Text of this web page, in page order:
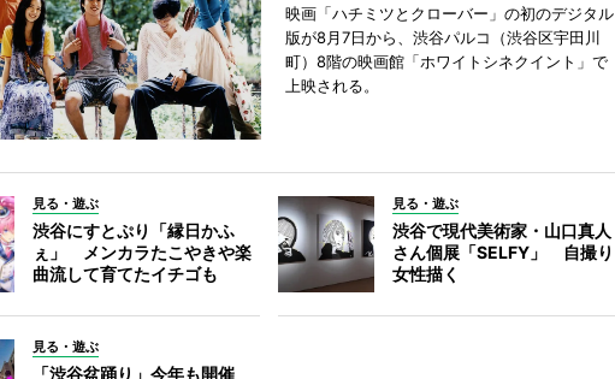
映画「ハチミツとクローバー」の初のデジタル
版が8月7日から、渋谷パルコ（渋谷区宇田川
町）8階の映画館「ホワイトシネクイント」で
上映される。
見る・遊ぶ
渋谷にすとぷり「縁日かふ
ぇ」 メンカラたこやきや楽
曲流して育てたイチゴも
見る・遊ぶ
渋谷で現代美術家・山口真人
さん個展「SELFY」 自撮り
女性描く
見る・遊ぶ
「渋谷盆踊り」今年も開催